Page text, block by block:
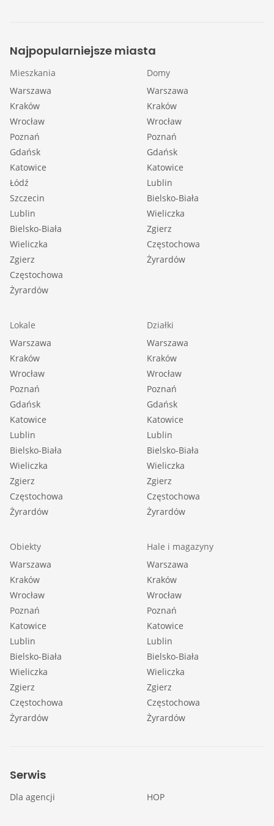
Najpopularniejsze miasta
Mieszkania
Warszawa
Kraków
Wrocław
Poznań
Gdańsk
Katowice
Łódź
Szczecin
Lublin
Bielsko-Biała
Wieliczka
Zgierz
Częstochowa
Żyrardów
Domy
Warszawa
Kraków
Wrocław
Poznań
Gdańsk
Katowice
Lublin
Bielsko-Biała
Wieliczka
Zgierz
Częstochowa
Żyrardów
Lokale
Warszawa
Kraków
Wrocław
Poznań
Gdańsk
Katowice
Lublin
Bielsko-Biała
Wieliczka
Zgierz
Częstochowa
Żyrardów
Działki
Warszawa
Kraków
Wrocław
Poznań
Gdańsk
Katowice
Lublin
Bielsko-Biała
Wieliczka
Zgierz
Częstochowa
Żyrardów
Obiekty
Warszawa
Kraków
Wrocław
Poznań
Katowice
Lublin
Bielsko-Biała
Wieliczka
Zgierz
Częstochowa
Żyrardów
Hale i magazyny
Warszawa
Kraków
Wrocław
Poznań
Katowice
Lublin
Bielsko-Biała
Wieliczka
Zgierz
Częstochowa
Żyrardów
Serwis
Dla agencji HOP